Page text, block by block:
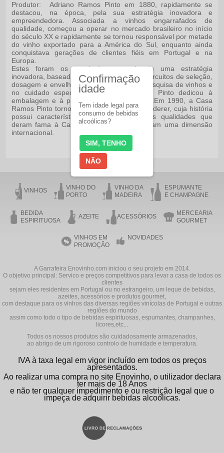
Produtor: Adriano Ramos Pinto em 1880, rapidamente se
destacou, na época, pela sua estratégia inovadora e
empreendedora. Associada a vinhos engarrafados de
qualidade, começou a operar no mercado brasileiro no início
do século XX e rapidamente se tornou responsável por metade
do vinho exportado para a América do Sul, enquanto ainda
conquistava gerações de clientes fiéis em Portugal e na
Europa.
Estes foram os resultados naturais de uma estratégia
inovadora, baseada na modernização dos circuitos de seleção,
dosagem e envelhecimento, na contínua pesquisa de vinhos e
no cuidado especial que Adriano Ramos Pinto dedicou à
embalagem e à promoção de seus vinhos.Em 1990, a Casa
Ramos Pinto tornou-se parte do Grupo Roederer, cuja história
possui características idênticas. Assim, as qualidades que
deram fama à Casa Ramos Pinto assumiram uma dimensão
internacional.
VINHOS
VINHO DO
PORTO
VINHO DA
MADEIRA
ESPUMANTE
E CHAMPAGNE
BEDIDA
ESPIRITUOSA
AZEITE ACESSÓRIOS
MERCEARIA
GOURMET
VINHOS EM
PROMOÇÃO
NOVIDADES
A Garrafeira Enovinho.com iniciou o seu projeto em 2014.
O objetivo principal: Servico e preços competitivos para levar a casa de todos os
clientes
sejam eles residentes em Portugal ou no estrangeiro, um leque de bebidas,
azeites, acessórios e produtos gourmet,
com destaque para os vinhos das diversas regiões vinícolas de Portugal e outras
regiões do mundo
assim como todo o tipo de bebidas espirituosas, espumantes, champanhes,
licores,etc...
Todos os nossos produtos são cuidadosamente armazenados,
ao abrigo de um rigoroso controlo de humidade e temperatura.
IVA à taxa legal em vigor incluído em todos os preços
apresentados.
Ao realizar uma compra no site Enovinho, o utilizador declara
ter mais de 18 Anos
e não ter qualquer impedimento e ou restrição legal que o
impeça de adquirir bebidas alcoólicas.
Confirmação
idade
Tem idade legal para
consumo de bebidas
alcoólicas?
SIM, TENHO
NÃO